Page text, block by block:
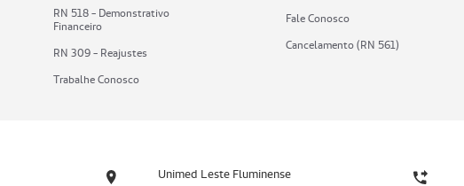
RN 518 - Demonstrativo
Financeiro
RN 309 - Reajustes
Trabalhe Conosco
Fale Conosco
Cancelamento (RN 561)
Unimed Leste Fluminense